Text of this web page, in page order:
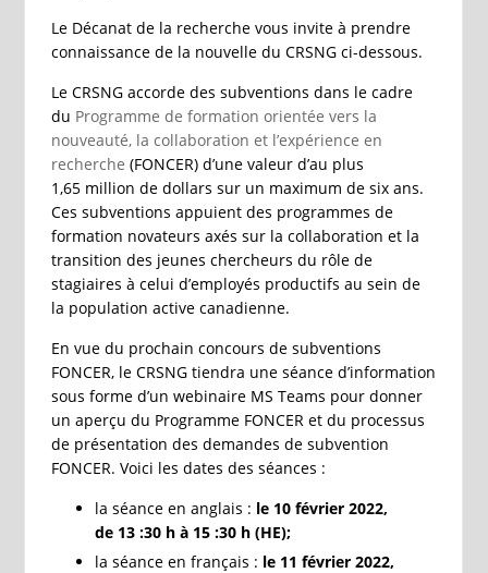
Le Décanat de la recherche vous invite à prendre
connaissance de la nouvelle du CRSNG ci-dessous.
Le CRSNG accorde des subventions dans le cadre
du Programme de formation orientée vers la
nouveauté, la collaboration et l’expérience en
recherche (FONCER) d’une valeur d’au plus
1,65 million de dollars sur un maximum de six ans.
Ces subventions appuient des programmes de
formation novateurs axés sur la collaboration et la
transition des jeunes chercheurs du rôle de
stagiaires à celui d’employés productifs au sein de
la population active canadienne.
En vue du prochain concours de subventions
FONCER, le CRSNG tiendra une séance d’information
sous forme d’un webinaire MS Teams pour donner
un aperçu du Programme FONCER et du processus
de présentation des demandes de subvention
FONCER. Voici les dates des séances :
la séance en anglais : le 10 février 2022,
de 13 :30 h à 15 :30 h (HE);
la séance en français : le 11 février 2022,